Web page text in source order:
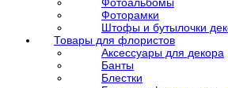
Фотоальбомы
Фоторамки
Штофы и бутылочки
Товары для флористов
Аксессуары для декора
Банты
Блестки